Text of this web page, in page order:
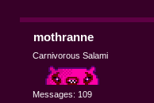
mothranne
Carnivorous Salami
Messages: 109